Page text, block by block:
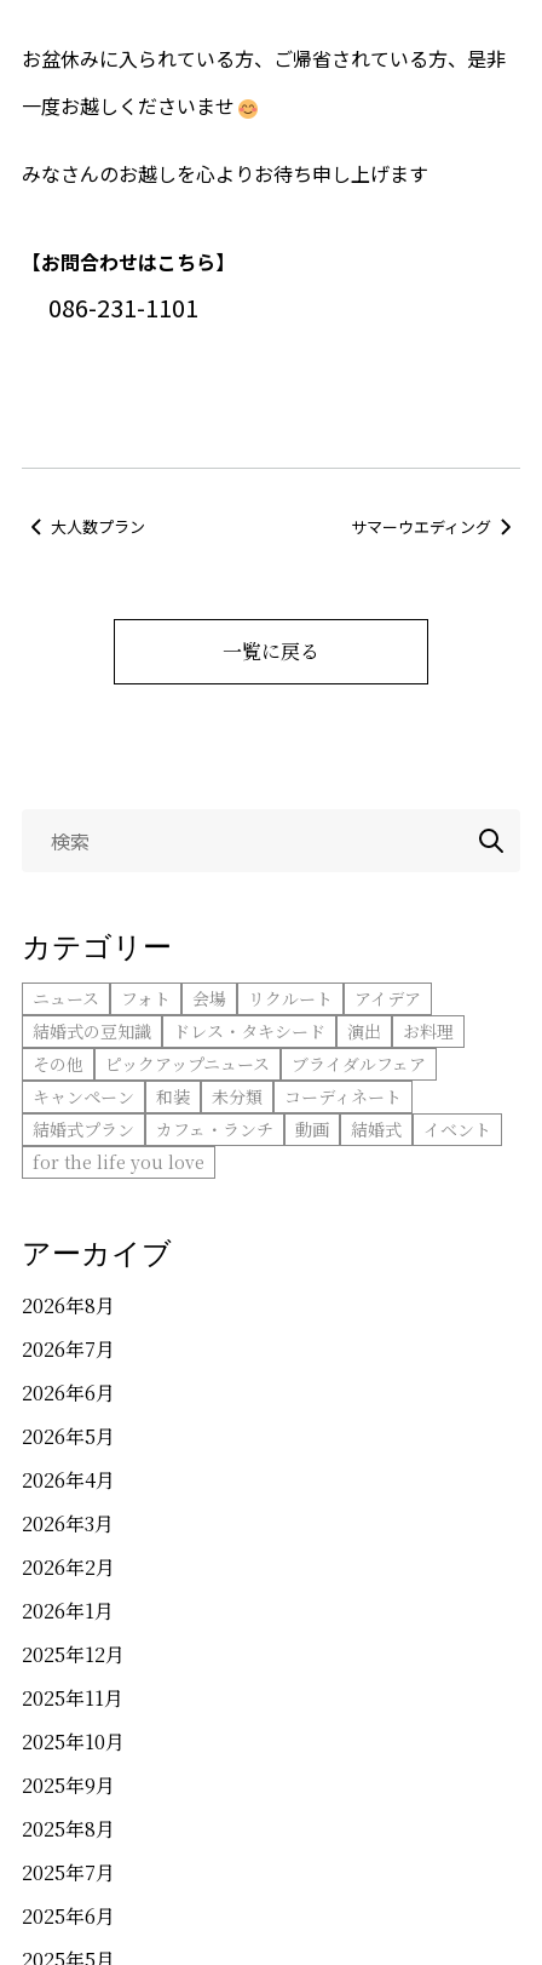
岡山県岡山市北区駅元町1−10
086-231-1101
定休日／木曜日
お盆休みに入られている方、ご帰省されている方、是非
一度お越しくださいませ
みなさんのお越しを心よりお待ち申し上げます
【お問合わせはこちら】
086-231-1101
大人数プラン サマーウエディング
一覧に戻る
カテゴリー
ニュース フォト 会場 リクルート
アイデア
結婚式の豆知識
ドレス・タキシード 演出
お料理
その他
ピックアップニュース
ブライダルフェア
キャンペーン
和装 未分類
コーディネート
結婚式プラン
カフェ・ランチ 動画 結婚式
イベント
for the life you love
アーカイブ
2026年8月
2026年7月
2026年6月
2026年5月
2026年4月
2026年3月
2026年2月
2026年1月
2025年12月
2025年11月
2025年10月
2025年9月
2025年8月
2025年7月
2025年6月